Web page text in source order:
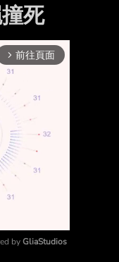
死
arrow_forward_ios 前往頁面
by GliaStudios